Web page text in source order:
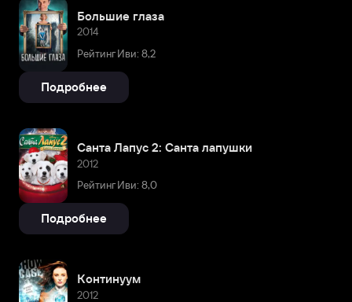
Большие глаза
2014
Рейтинг Иви: 8,2
Подробнее
Санта Лапус 2: Санта лапушки
2012
Рейтинг Иви: 8,0
Подробнее
Континуум
2012